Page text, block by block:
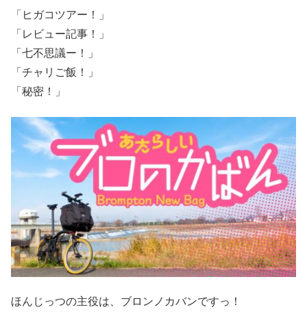
「ヒガコツアー！」
「レビュー記事！」
「七不思議ー！」
「チャリご飯！」
「秘密！」
ほんじっつの主役は、ブロンノカバンですっ！